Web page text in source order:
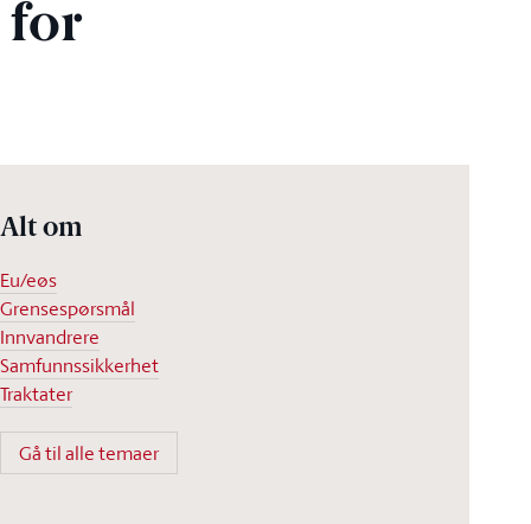
for
Alt om
Eu/eøs
Grensespørsmål
Innvandrere
Samfunnssikkerhet
Traktater
Gå til alle temaer